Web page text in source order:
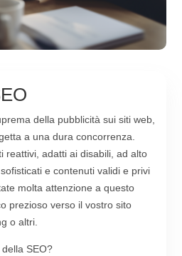
della pubblicità sui siti web,
a una dura concorrenza.
reattivi, adatti ai disabili, ad alto
e contenuti validi e privi
molta attenzione a questo
prezioso verso il vostro sito
o altri.
SEO?